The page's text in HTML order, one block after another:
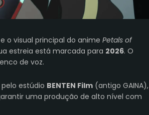
o visual principal do anime Petals of
estreia está marcada para 2026. O
de voz.
estúdio BENTEN Film (antigo GAINA),
uma produção de alto nível com